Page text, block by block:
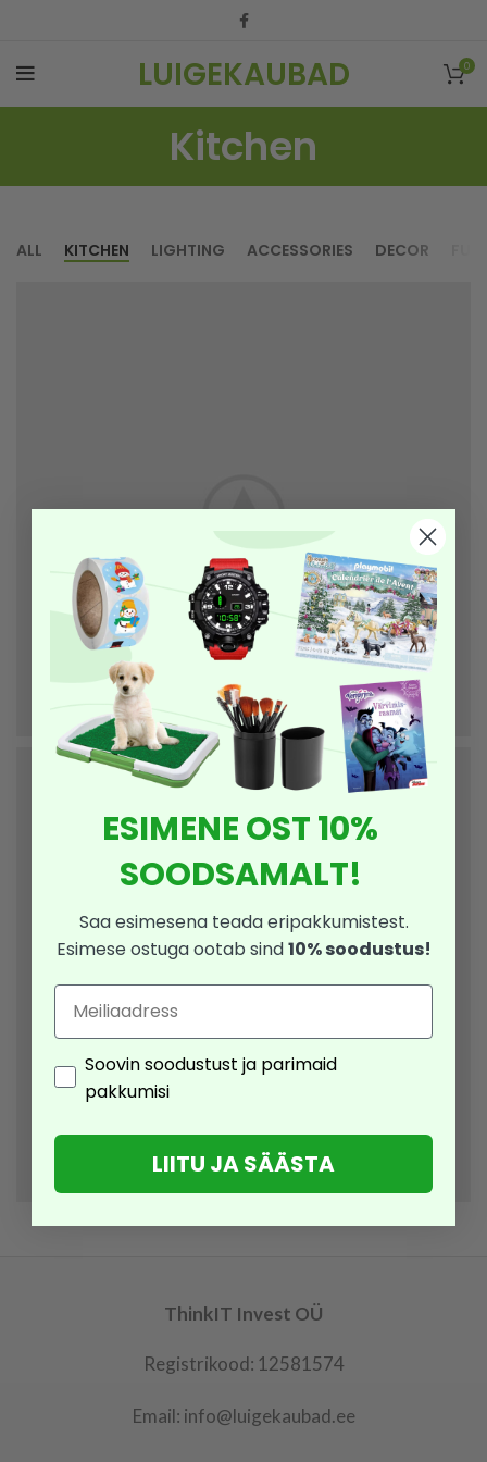
LUIGEKAUBAD 0
Kitchen
ALL KITCHEN LIGHTING ACCESSORIES DECOR
ThinkIT Invest OÜ
Registrikood: 12581574
Email: info@luigekaubad.ee
ESIMENE OST 10%
SOODSAMALT!
Saa esimesena teada eripakkumistest.
Esimese ostuga ootab sind10% soodustus!
Email
Consent
Soovin soodustust ja parimaid
pakkumisi
LIITU JA SÄÄSTA